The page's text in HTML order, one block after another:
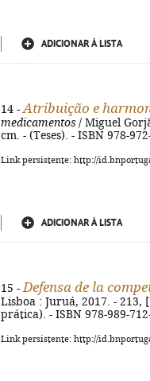
ADICIONAR À LISTA
14 - Atribuição e
medicamentos / Miguel
cm. - (Teses). - ISBN 978-
Link persistente: http://
ADICIONAR À LISTA
15 - Defensa de la
Lisboa : Juruá, 2017. -
prática). - ISBN 978-989-
Link persistente: http://